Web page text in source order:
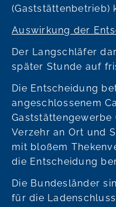
(Gaststättenbetrieb)
Auswirkung der
Der Langschläfer
später Stunde auf
Die Entscheidung
angeschlossenem
Gaststättengewerbe
Verzehr an Ort und
mit bloßem
die Entscheidung
Die Bundesländer
für die